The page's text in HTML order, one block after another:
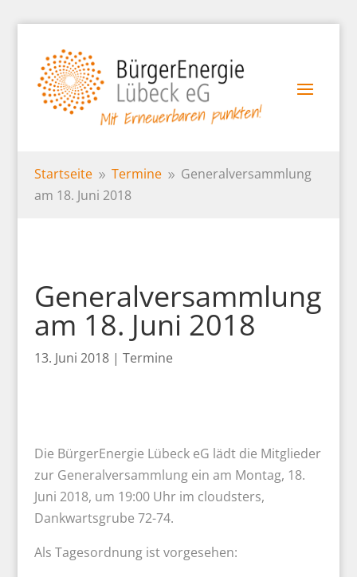
Startseite 9 Termine 9 Generalversammlung
am 18. Juni 2018
Generalversammlung
am 18. Juni 2018
13. Juni 2018| Termine
Die BürgerEnergie Lübeck eG lädt die Mitglieder
zur Generalversammlung ein am Montag, 18.
Juni 2018, um 19:00 Uhr im cloudsters,
Dankwartsgrube 72-74.
Als Tagesordnung ist vorgesehen: